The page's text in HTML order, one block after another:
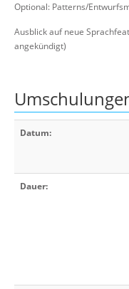
Optional: Patterns/
Ausblick auf neue
angekündigt)
Datum:
Dauer: